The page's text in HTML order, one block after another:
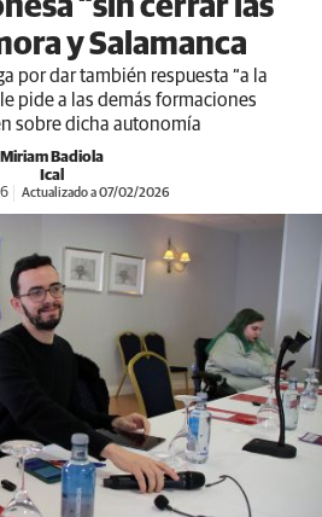
“sin cerrar las
y Salamanca
por dar también respuesta “a la
pide a las demás formaciones
sobre dicha autonomía
Miriam Badiola
Ical
Actualizado a 07/02/2026